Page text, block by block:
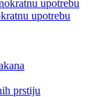
upotrebu
upotrebu
prstiju